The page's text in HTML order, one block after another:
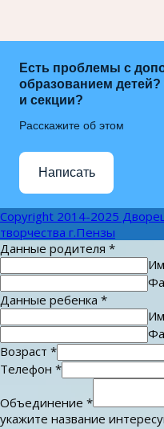
Есть проблемы с
образованием
и секции?
Расскажите об этом
Написать
Copyright 2014-2025
творчества г.Пензы
Данные родителя *
Данные ребенка *
Возраст *
Телефон *
Объединение *
укажите название